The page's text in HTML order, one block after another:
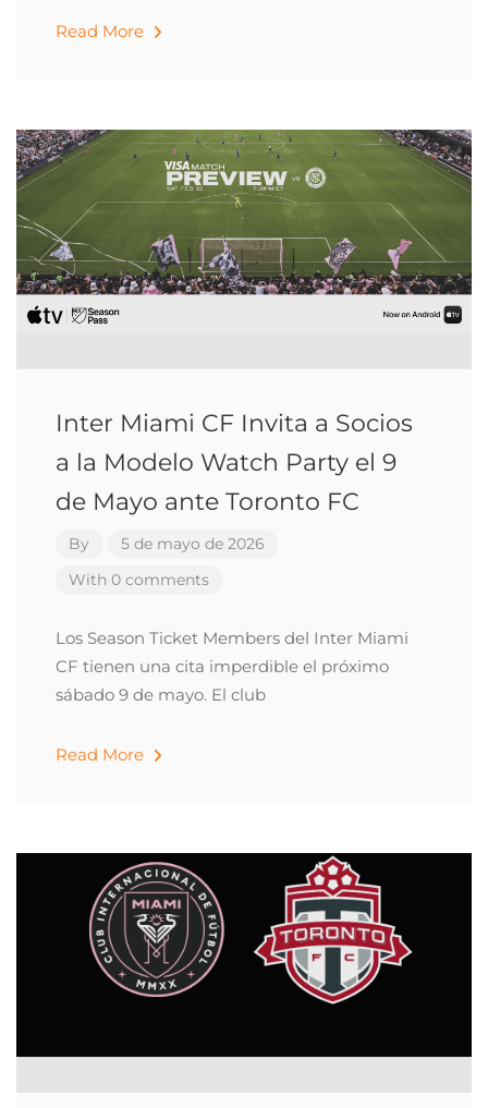
Read More
Inter Miami CF Invita a Socios
a la Modelo Watch Party el 9
de Mayo ante Toronto FC
By
5 de mayo de 2026
With 0 comments
Los Season Ticket Members del Inter Miami
CF tienen una cita imperdible el próximo
sábado 9 de mayo. El club
Read More